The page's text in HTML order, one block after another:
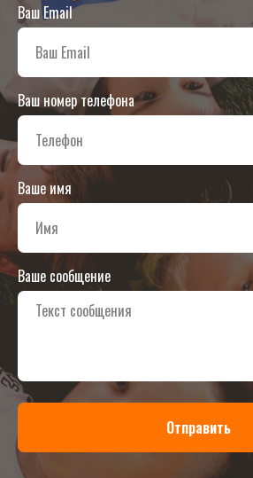
Ваш Email
Ваш номер телефона
Ваше имя
Ваше сообщение
Отправить